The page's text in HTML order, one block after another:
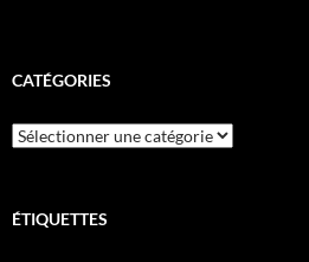
CATÉGORIES
Catégories
ÉTIQUETTES